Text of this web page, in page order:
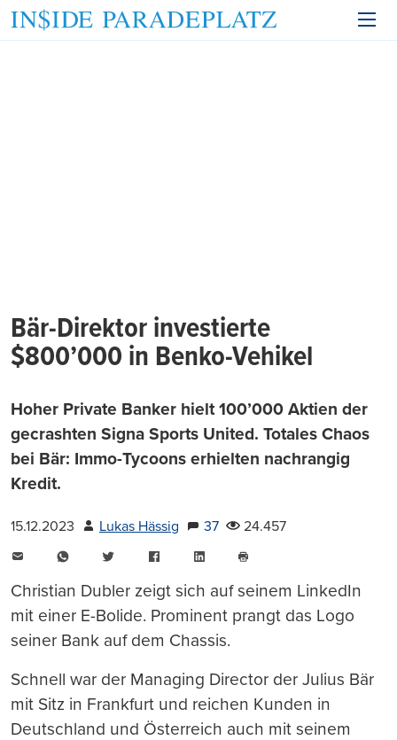
Bär-Direktor investierte
$800’000 in Benko-Vehikel
Hoher Private Banker hielt 100’000 Aktien der
gecrashten Signa Sports United. Totales Chaos
bei Bär: Immo-Tycoons erhielten nachrangig
Kredit.
15.12.2023 Lukas Hässig 37
24.457
WhatsAppTwitter FacebookLinkedIn
drucken
Christian Dubler zeigt sich auf seinem LinkedIn
mit einer E-Bolide. Prominent prangt das Logo
seiner Bank auf dem Chassis.
Schnell war der Managing Director der Julius Bär
mit Sitz in Frankfurt und reichen Kunden in
Deutschland und Österreich auch mit seinem